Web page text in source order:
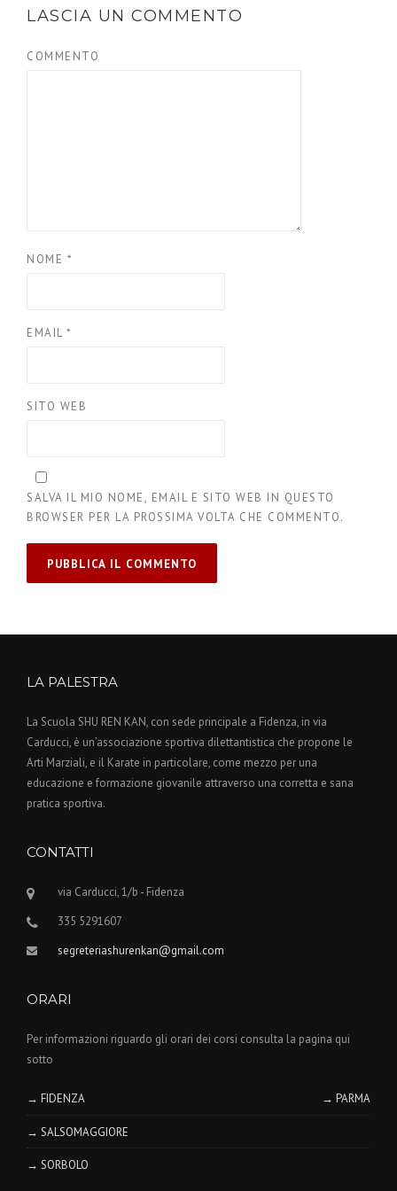
LASCIA UN COMMENTO
COMMENTO
NOME *
EMAIL *
SITO WEB
SALVA IL MIO NOME, EMAIL E SITO WEB IN QUESTO
BROWSER PER LA PROSSIMA VOLTA CHE COMMENTO.
LA PALESTRA
La Scuola SHU REN KAN, con sede principale a Fidenza, in via
Carducci, è un’associazione sportiva dilettantistica che propone le
Arti Marziali, e il Karate in particolare, come mezzo per una
educazione e formazione giovanile attraverso una corretta e sana
pratica sportiva.
CONTATTI
via Carducci, 1/b - Fidenza
335 5291607
segreteriashurenkan@gmail.com
ORARI
Per informazioni riguardo gli orari dei corsi consulta la pagina qui
sotto
→ FIDENZA → PARMA
→ SALSOMAGGIORE
→ SORBOLO